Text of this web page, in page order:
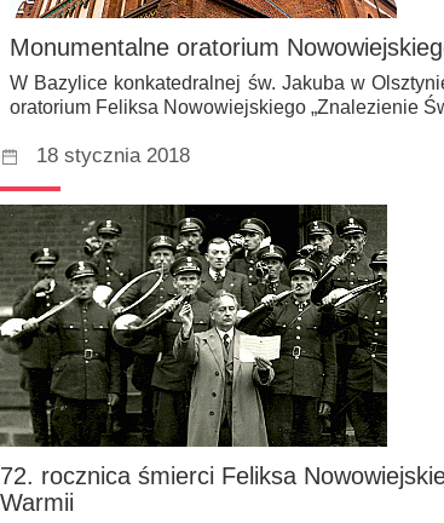
Monumentalne oratorium
W Bazylice konkatedralnej św. Jakuba w
oratorium Feliksa Nowowiejskiego „Znalezienie
18 stycznia 2018
72. rocznica śmierci Feliksa
Warmii